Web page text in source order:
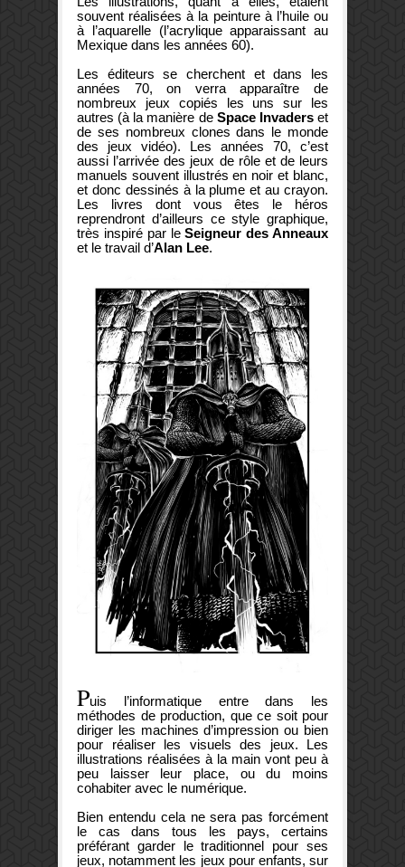
souvent réalisées à la peinture à l’huile ou
à l’aquarelle (l’acrylique apparaissant au
Mexique dans les années 60).
Les éditeurs se cherchent et dans les
années 70, on verra apparaître de
nombreux jeux copiés les uns sur les
autres (à la manière deSpace Invaderset
de ses nombreux clones dans le monde
des jeux vidéo). Les années 70, c’est
aussi l’arrivée des jeux de rôle et de leurs
manuels souvent illustrés en noir et blanc,
et donc dessinés à la plume et au crayon.
Les livres dont vous êtes le héros
reprendront d’ailleurs ce style graphique,
très inspiré par leSeigneur des Anneaux
et le travail d’Alan Lee.
Puis l’informatique entre dans les
méthodes de production, que ce soit pour
diriger les machines d’impression ou bien
pour réaliser les visuels des jeux. Les
illustrations réalisées à la main vont peu à
peu laisser leur place, ou du moins
cohabiter avec le numérique.
Bien entendu cela ne sera pas forcément
le cas dans tous les pays, certains
préférant garder le traditionnel pour ses
jeux, notamment les jeux pour enfants, sur